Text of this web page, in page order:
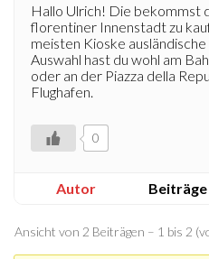
Hallo Ulrich! Die bekommst
florentiner Innenstadt zu
meisten Kioske
Auswahl hast du wohl am
oder an der Piazza della
Flughafen.
0
Autor Beiträge
Ansicht von 2 Beiträgen – 1 bis 2